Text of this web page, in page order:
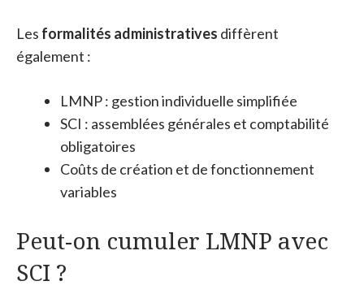
Les formalités administratives diffèrent
également :
LMNP : gestion individuelle simplifiée
SCI : assemblées générales et comptabilité
obligatoires
Coûts de création et de fonctionnement
variables
Peut-on cumuler LMNP avec
SCI ?